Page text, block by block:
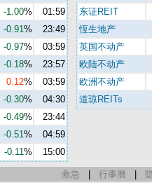
-1.00%
01:59
-0.91%
23:49
-0.97%
03:59
-0.18%
23:57
0.12%
03:59
-0.30%
04:30
-0.49%
23:44
-0.51%
04:59
-0.11% 15:00
东证REIT
恆生地产
英国不动产
欧陆不动产
欧洲不动产
道琼REITs
救急 行事曆